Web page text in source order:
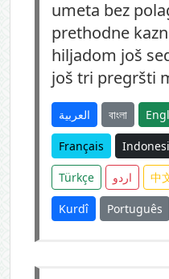
umeta bez
prethodne
hiljadom još
još tri pregršti
العربية বাংলা
Français
Türkçe اردو 中
Kurdî Português